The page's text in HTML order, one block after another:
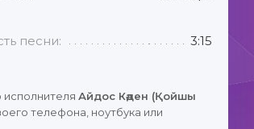
песни: 3:15
Айдос Кәден (Қойшы
телефона, ноутбука или